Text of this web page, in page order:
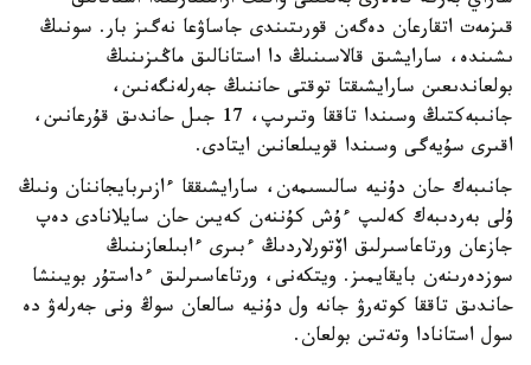
قىزمەت اتقارعان دەگەن قورىتىندى جاساۋعا نەگىز بار. سونىڭ
ىشىندە، سارايشىق قالاسىنىڭ دا استانالىق ماڭىزىنىڭ
بولعاندىعىن سارايشىقتا توقتى حاننىڭ جەرلەنگەنىن،
جانىبەكتىڭ وسىندا تاققا وتىرىپ، 17 جىل حاندىق قۇرعانىن،
اقىرى سۇيەگى وسىندا قويىلعانىن ايتادى.
جانىبەك حان دۇنيە سالىسىمەن، سارايشىققا ءازىربايجاننان ونىڭ
ۇلى بەردىبەك كەلىپ ءۇش كۇننەن كەيىن حان سايلانادى دەپ
جازعان ورتاعاسىرلىق اۆتورلاردىڭ ءبىرى ءابىلعازىنىڭ
سوزدەرىنەن بايقايمىز. ويتكەنى، ورتاعاسىرلىق ءداستۇر بويىنشا
حاندىق تاققا كوتەرۋ جانە ول دۇنيە سالعان سوڭ ونى جەرلەۋ دە
سول استانادا وتەتىن بولعان.